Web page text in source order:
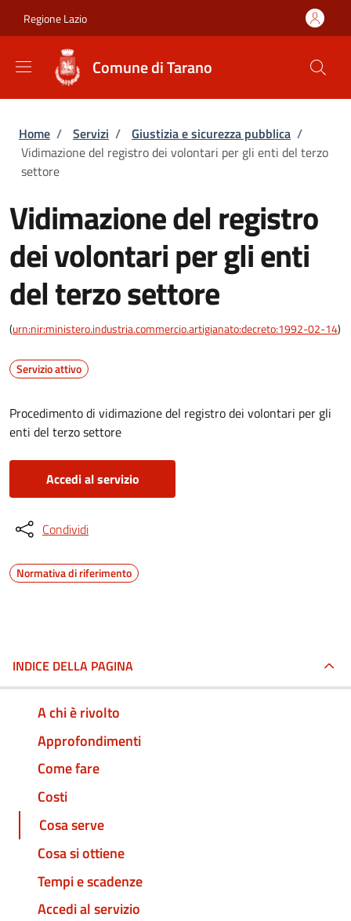
Regione Lazio
Comune di Tarano
Briciole di pane
Home / Servizi / Giustizia e sicurezza pubblica /
Vidimazione del registro dei volontari per gli enti del terzo
settore
Vidimazione del registro
dei volontari per gli enti
del terzo settore
(urn:nir:ministero.industria.commercio.artigianato:decreto:1992-02-14)
Servizio attivo
Procedimento di vidimazione del registro dei volontari per gli
enti del terzo settore
Accedi al servizio
Condividi
Normativa di riferimento
INDICE DELLA PAGINA
A chi è rivolto
Approfondimenti
Come fare
Costi
Cosa serve
Cosa si ottiene
Tempi e scadenze
Accedi al servizio